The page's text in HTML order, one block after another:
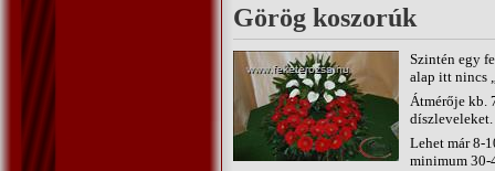
Görög koszorúk
Szintén egy
alap itt nincs
Átmérője kb.
díszleveleket.
Lehet már 8-
minimum 30-